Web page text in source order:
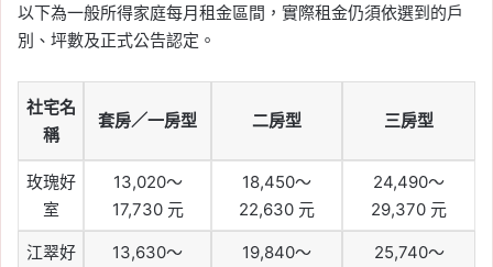
以下為一般所得家庭每月租金區間，實際租金仍須依選到的戶
別、坪數及正式公告認定。
社宅名
稱
套房／一房型 二房型 三房型
玫瑰好
室
13,020～
17,730 元
18,450～
22,630 元
24,490～
29,370 元
江翠好
13,630～
19,840～
25,740～